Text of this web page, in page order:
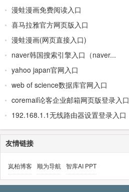
漫蛙漫画免费阅读入口
喜马拉雅官方网页版入口
漫蛙漫画(网页直接入口)
naver韩国搜索引擎入口（naver...
yahoo japan官网入口
web of science数据库官网入口
coremail论客企业邮箱网页版登录入口
192.168.1.1无线路由器设置登录入口
友情链接
岚柏博客 顺为导航 智库AI PPT